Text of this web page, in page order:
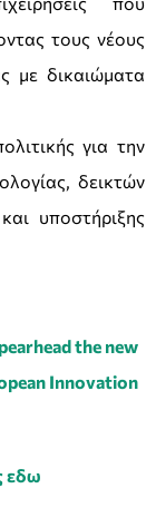
τους νέους
με δικαιώματα
για την
δεικτών
υποστήριξης
the new
Innovation
εδω